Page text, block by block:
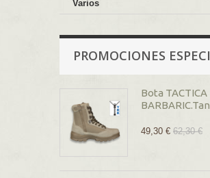
Varios
PROMOCIONES
Bota TACTICA
49,30 € 62,30 €